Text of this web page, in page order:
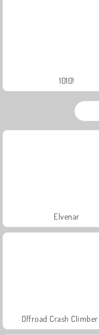
1010!
Elvenar
Offroad Crash Climber